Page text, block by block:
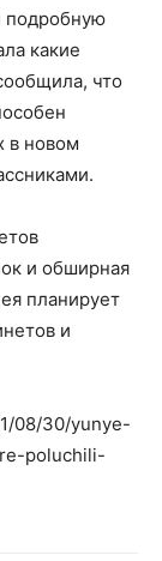
подробную
какие
что
в новом
и обширная
планирует
и
08/30/yunye-
poluchili-